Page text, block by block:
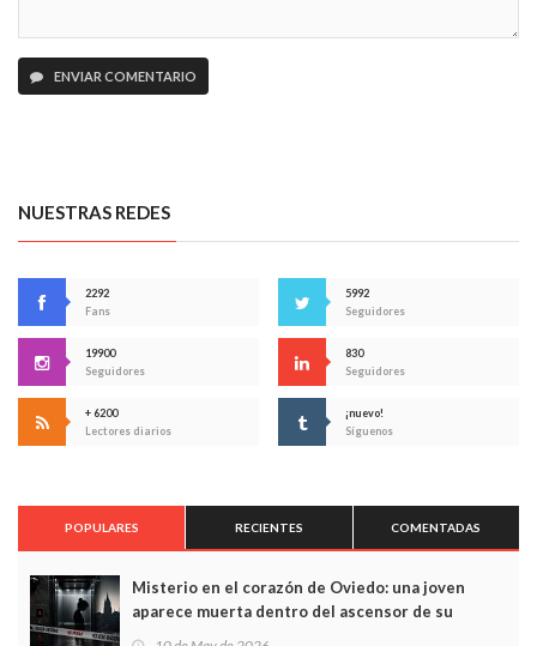
ENVIAR COMENTARIO
NUESTRAS REDES
2292
Fans
5992
Seguidores
19900
Seguidores
830
Seguidores
+ 6200
Lectores diarios
¡nuevo!
Síguenos
POPULARES RECIENTES COMENTADAS
Misterio en el corazón de Oviedo: una joven
aparece muerta dentro del ascensor de su
edificio y las cámaras captan sus últimos minutos